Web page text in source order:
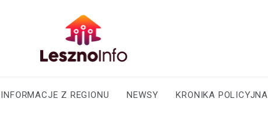
aktualności
INFORMACJE Z REGIONU NEWSY KRONIKA POLICYJNA